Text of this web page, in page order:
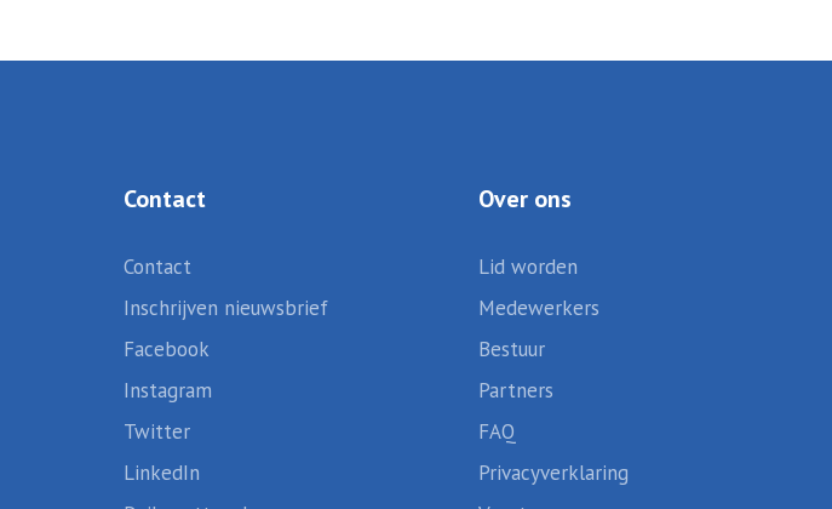
Contact
Contact
Inschrijven nieuwsbrief
Facebook
Instagram
Twitter
LinkedIn
Over ons
Lid worden
Medewerkers
Bestuur
Partners
FAQ
Privacyverklaring